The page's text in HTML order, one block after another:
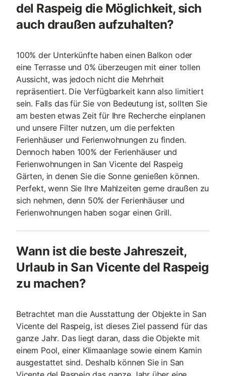
del Raspeig die Möglichkeit, sich
auch draußen aufzuhalten?
100% der Unterkünfte haben einen Balkon oder
eine Terrasse und 0% überzeugen mit einer tollen
Aussicht, was jedoch nicht die Mehrheit
repräsentiert. Die Verfügbarkeit kann also limitiert
sein. Falls das für Sie von Bedeutung ist, sollten Sie
am besten etwas Zeit für Ihre Recherche einplanen
und unsere Filter nutzen, um die perfekten
Ferienhäuser und Ferienwohnungen zu finden.
Dennoch haben 100% der Ferienhäuser und
Ferienwohnungen in San Vicente del Raspeig
Gärten, in denen Sie die Sonne genießen können.
Perfekt, wenn Sie Ihre Mahlzeiten gerne draußen zu
sich nehmen, denn 50% der Ferienhäuser und
Ferienwohnungen haben sogar einen Grill.
Wann ist die beste Jahreszeit,
Urlaub in San Vicente del Raspeig
zu machen?
Betrachtet man die Ausstattung der Objekte in San
Vicente del Raspeig, ist dieses Ziel passend für das
ganze Jahr. Das liegt daran, dass die Objekte mit
einem Pool, einer Klimaanlage sowie einem Kamin
ausgestattet sind. Deshalb können Sie in San